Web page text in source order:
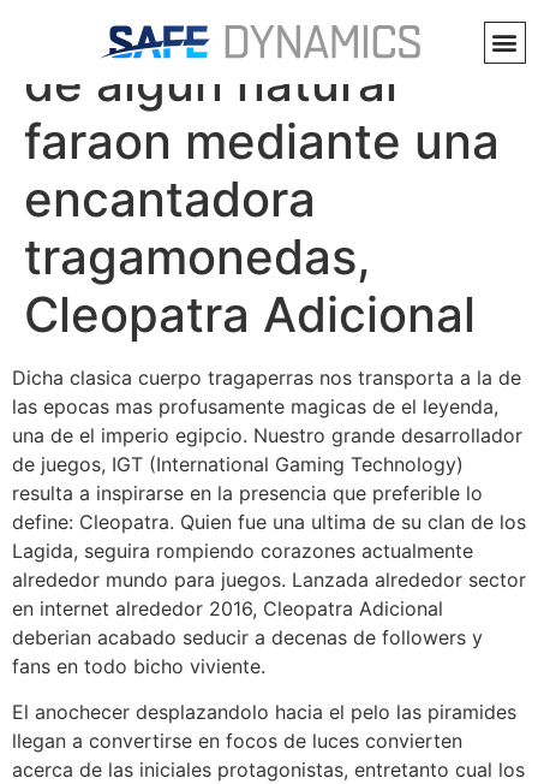
Conviertete acerca
de algun natural
faraon mediante una
encantadora
tragamonedas,
Cleopatra Adicional
Dicha clasica cuerpo tragaperras nos transporta a la de
las epocas mas profusamente magicas de el leyenda,
una de el imperio egipcio. Nuestro grande desarrollador
de juegos, IGT (International Gaming Technology)
resulta a inspirarse en la presencia que preferible lo
define: Cleopatra. Quien fue una ultima de su clan de los
Lagida, seguira rompiendo corazones actualmente
alrededor mundo para juegos. Lanzada alrededor sector
en internet alrededor 2016, Cleopatra Adicional
deberian acabado seducir a decenas de followers y
fans en todo bicho viviente.
El anochecer desplazandolo hacia el pelo las piramides
llegan a convertirse en focos de luces convierten
acerca de las iniciales protagonistas, entretanto cual los